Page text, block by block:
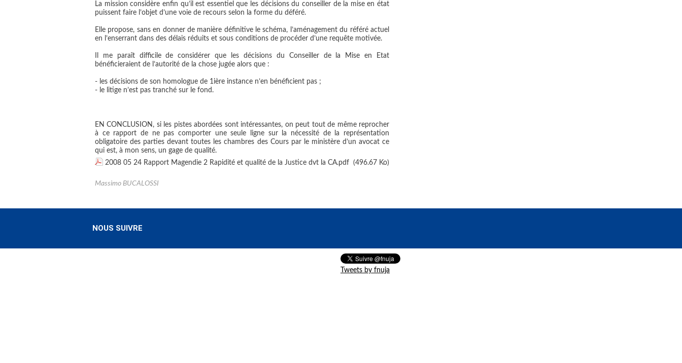
La mission considère enfin qu’il est essentiel que les décisions du conseiller de la mise en état
puissent faire l’objet d’une voie de recours selon la forme du déféré.
Elle propose, sans en donner de manière définitive le schéma, l’aménagement du référé actuel
en l’enserrant dans des délais réduits et sous conditions de procéder d’une requête motivée.
Il me paraît difficile de considérer que les décisions du Conseiller de la Mise en Etat
bénéficieraient de l’autorité de la chose jugée alors que :
- les décisions de son homologue de 1ière instance n’en bénéficient pas ;
- le litige n’est pas tranché sur le fond.
EN CONCLUSION , si les pistes abordées sont intéressantes, on peut tout de même reprocher
à ce rapport de ne pas comporter une seule ligne sur la nécessité de la représentation
obligatoire des parties devant toutes les chambres des Cours par le ministère d’un avocat ce
qui est, à mon sens, un gage de qualité.
2008 05 24 Rapport Magendie 2 Rapidité et qualité de la Justice dvt la CA.pdf (496.67 Ko)
Massimo BUCALOSSI
NOUS SUIVRE
Tweets by fnuja